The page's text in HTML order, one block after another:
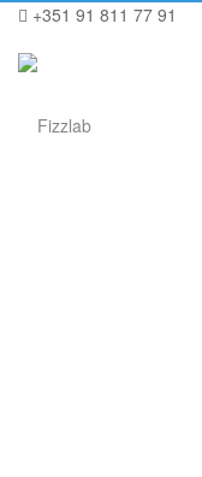
+351 91 811 77 91